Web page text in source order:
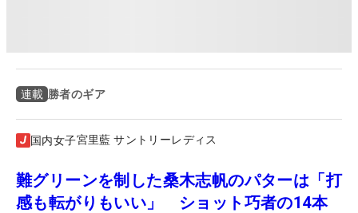
連載 勝者のギア
国内女子宮里藍 サントリーレディス
難グリーンを制した桑木志帆のパターは「打
感も転がりもいい」 ショット巧者の14本